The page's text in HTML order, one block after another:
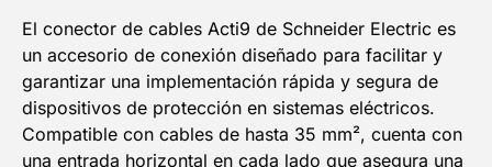
El conector de cables Acti9 de Schneider Electric es
un accesorio de conexión diseñado para facilitar y
garantizar una implementación rápida y segura de
dispositivos de protección en sistemas eléctricos.
Compatible con cables de hasta 35 mm², cuenta con
una entrada horizontal en cada lado que asegura una